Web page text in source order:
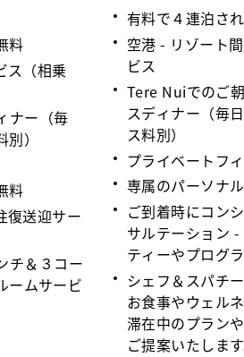
料
ス（相乗
ナー（毎
）
料
復送迎サー
チ＆３コー
ームサービ
有料で４連泊さ
空港 - リゾート
ビス
Tere Nuiでのご
スディナー（毎
ス料別）
プライベートフ
専属のパーソナ
ご到着時にコン
サルテーション
ティーやプログ
シェフ＆スパチ
お食事やウェル
滞在中のプラン
ご提案いたします